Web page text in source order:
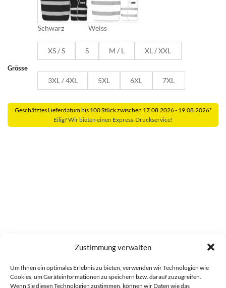
Zustimmung verwalten
Um Ihnen ein optimales Erlebnis zu bieten, verwenden wir Technologien wie
Cookies, um Geräteinformationen zu speichern bzw. darauf zuzugreifen.
Wenn Sie diesen Technologien zustimmen, können wir Daten wie das
Schwarz Weiss
Grösse
XS / S S M / L XL / XXL
3XL / 4XL 5XL 6XL 7XL
Geschätztes Lieferdatum bis 100 Stück zwischen 17.08.2026 - 19.08.2026*
Eilig? Wir bieten einen Express-Druckservice!
Crew-Warnwesten mit zwei Leuchtstreifen Menge